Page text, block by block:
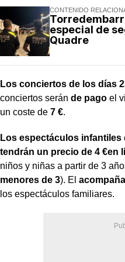
CONTENIDO
especial de
Quadre
Los conciertos de los días
conciertos serán de pago el
un coste de 7 €.
Los espectáculos
tendrán un precio de 4 €en
niños y niñas a partir de 3
menores de 3). El
los espectáculos familiares.